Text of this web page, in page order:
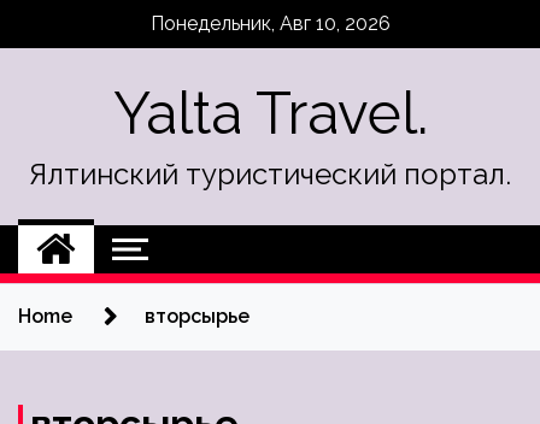
Понедельник, Авг 10, 2026
Yalta Travel.
Ялтинский туристический портал.
Home вторсырье